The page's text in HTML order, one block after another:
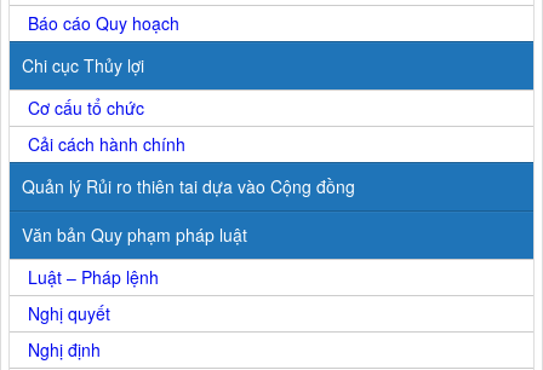
Báo cáo Quy hoạch
Chi cục Thủy lợi
Cơ cấu tổ chức
Cải cách hành chính
Quản lý Rủi ro thiên tai dựa vào Cộng đồng
Văn bản Quy phạm pháp luật
Luật – Pháp lệnh
Nghị quyết
Nghị định